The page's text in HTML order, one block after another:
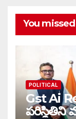
You missed
POLITICAL
Gst Ai